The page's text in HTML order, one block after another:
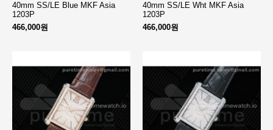
40mm SS/LE Blue MKF Asia
1203P
466,000원
40mm SS/LE Wht MKF Asia
1203P
466,000원